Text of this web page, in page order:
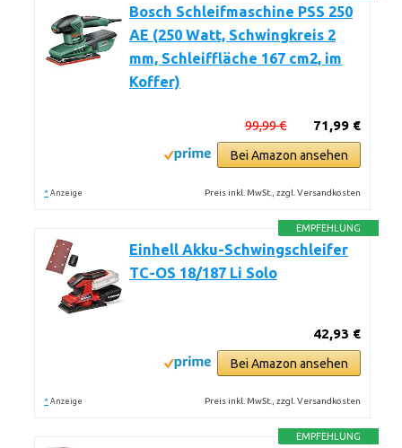
Bosch Schleifmaschine PSS 250
AE (250 Watt, Schwingkreis 2
mm, Schleiffläche 167 cm2, im
Koffer)
71,99 €
99,99 €
Bei Amazon ansehen
* Anzeige Preis inkl. MwSt., zzgl. Versandkosten
EMPFEHLUNG
Einhell Akku-Schwingschleifer
TC-OS 18/187 Li Solo
42,93 €
Bei Amazon ansehen
* Anzeige Preis inkl. MwSt., zzgl. Versandkosten
EMPFEHLUNG